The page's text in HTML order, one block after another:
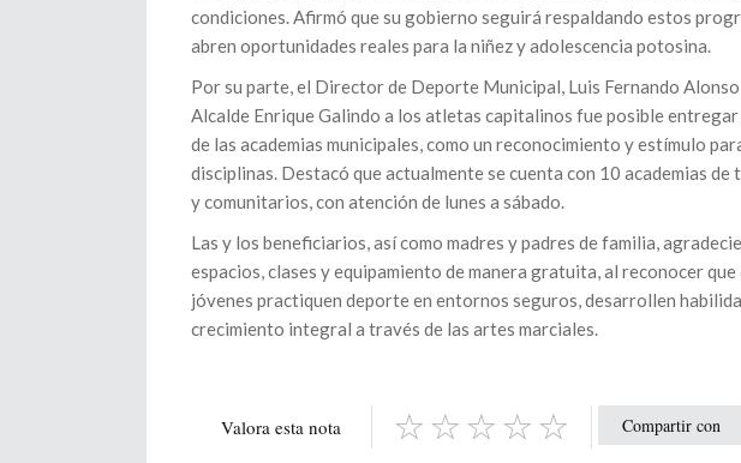
condiciones. Afirmó que su gobierno seguirá respaldando estos
abren oportunidades reales para la niñez y adolescencia potosina.
Por su parte, el Director de Deporte Municipal, Luis Fernando
Alcalde Enrique Galindo a los atletas capitalinos fue posible
de las academias municipales, como un reconocimiento y estímulo
disciplinas. Destacó que actualmente se cuenta con 10 academias
y comunitarios, con atención de lunes a sábado.
Las y los beneficiarios, así como madres y padres de familia,
espacios, clases y equipamiento de manera gratuita, al reconocer
jóvenes practiquen deporte en entornos seguros, desarrollen
crecimiento integral a través de las artes marciales.
Compartir con
Valora esta nota